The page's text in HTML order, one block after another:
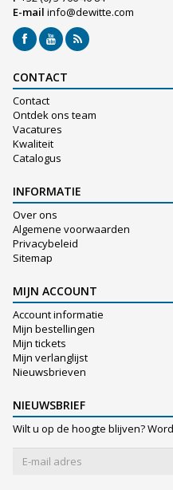
E-mail info@dewitte.com
CONTACT
Contact
Ontdek ons team
Vacatures
Kwaliteit
Catalogus
INFORMATIE
Over ons
Algemene voorwaarden
Privacybeleid
Sitemap
MIJN ACCOUNT
Account informatie
Mijn bestellingen
Mijn tickets
Mijn verlanglijst
Nieuwsbrieven
NIEUWSBRIEF
Wilt u op de hoogte blijven?